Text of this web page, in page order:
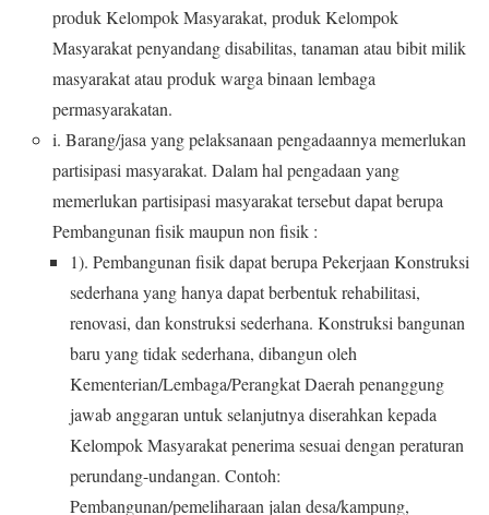
produkKelompokMasyarakat, produkKelompok
Masyarakatpenyandang disabilitas, tanaman atau bibit milik
masyarakatatau produk warga binaan lembaga
permasyarakatan.
i. Barang/jasa yangpelaksanaan pengadaannya memerlukan
partisipasi masyarakat. Dalam hal pengadaan yang
memerlukan partisipasi masyarakat tersebutdapatberupa
Pembangunan fisikmaupun non fisik :
1). Pembangunan fisikdapatberupa Pekerjaan Konstruksi
sederhana yang hanya dapatberbentuk rehabilitasi,
renovasi, dan konstruksi sederhana. Konstruksi bangunan
baru yang tidak sederhana, dibangun oleh
Kementerian/Lembaga/Perangkat Daerah penanggung
jawab anggaran untuk selanjutnya diserahkan kepada
Kelompok Masyarakat penerima sesuai dengan peraturan
perundang-undangan. Contoh:
Pembangunan/pemeliharaan jalan desa/kampung,